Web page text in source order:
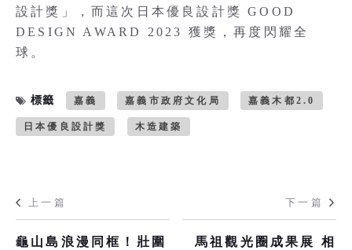
設計獎」，而這次日本優良設計獎 GOOD
DESIGN AWARD 2023 獲獎，再度閃耀全
球。
標籤 嘉義 嘉義市政府文化局 嘉義木都2.0
日本優良設計獎 木造建築
上一篇
龜山島浪漫同框！壯圍
下一篇
馬祖觀光圈成果展 相